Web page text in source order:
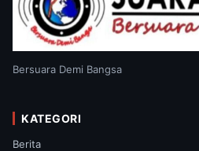
Bersuara Demi Bangsa
KATEGORI
Berita